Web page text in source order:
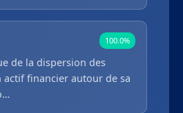
100.0%
de la dispersion des
actif financier autour de sa